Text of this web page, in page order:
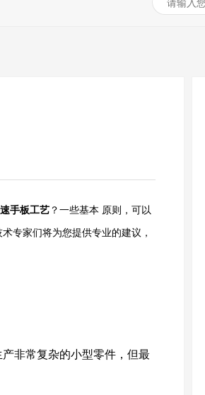
手板工艺 ？一些基本 原则，可以
术专家们将为您提供专业的建议，
非常复杂的小型零件，但最